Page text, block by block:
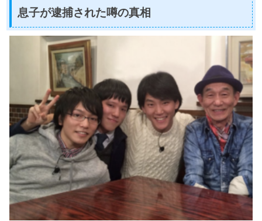
息子が逮捕された噂の真相